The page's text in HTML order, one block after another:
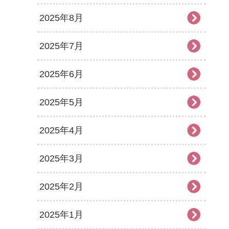
2025年8月
2025年7月
2025年6月
2025年5月
2025年4月
2025年3月
2025年2月
2025年1月